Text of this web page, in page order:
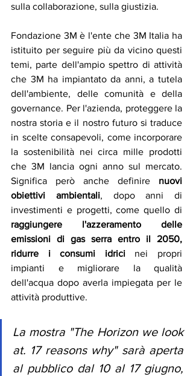
sulla collaborazione, sulla giustizia.
Fondazione 3M è l'ente che 3M Italia ha
istituito per seguire più da vicino questi
temi, parte dell'ampio spettro di attività
che 3M ha impiantato da anni, a tutela
dell'ambiente, delle comunità e della
governance. Per l'azienda, proteggere la
nostra storia e il nostro futuro si traduce
in scelte consapevoli, come incorporare
la sostenibilità nei circa mille prodotti
che 3M lancia ogni anno sul mercato.
Significa però anche definire nuovi
obiettivi ambientali, dopo anni di
raggiungere l'azzeramento delle
emissioni di gas serra entro il 2050,
ridurre i consumi idrici nei propri
impianti e migliorare la qualità
dell'acqua dopo averla impiegata per le
attività produttive.
La mostra "The Horizon we look
at. 17 reasons why" sarà aperta
al pubblico dal 10 al 17 giugno,